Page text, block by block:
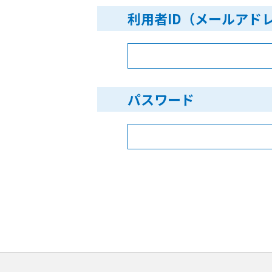
利用者ID（メールアド
パスワード